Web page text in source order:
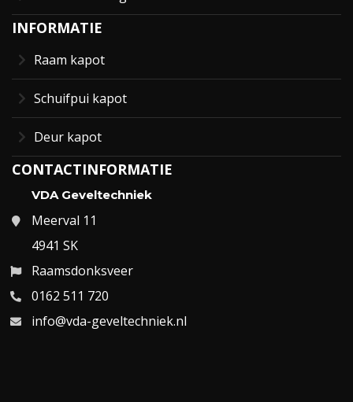
INFORMATIE
Raam kapot
Schuifpui kapot
Deur kapot
CONTACTINFORMATIE
VDA Geveltechniek
Meerval 11
4941 SK
Raamsdonksveer
0162 511 720
info@vda-geveltechniek.nl